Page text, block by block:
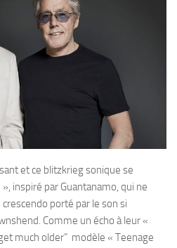
et ce blitzkrieg sonique se
inspiré par Guantanamo, qui ne
porté par le son si
Comme un écho à leur «
much older” modèle « Teenage